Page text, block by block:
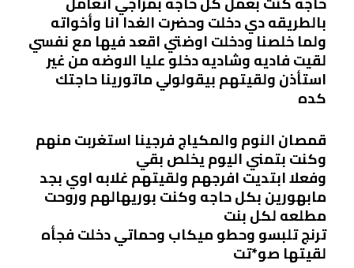
بالطريقه دي دخلت وحضرت الغدا انا وأخواته
ولما خلصنا ودخلت اوضتي اقعد فيها مع نفسي
لقيت فاديه وشاديه دخلو عليا الاوضه من غير
استأذن ولقيتهم بيقولولي ماتورينا حاجتك
كده
قمصان النوم والمكياج فرجينا استغربت منهم
وكنت بتمني اليوم يخلص بقي
وفعلا ابتديت افرجهم ولقيتهم غلابه اوي بجد
مابهورين بكل حاجه وكنت بوريهالهم وروحت
مطلعه لكل بنت
ترنج تلبسو وحطو ميكاب وحماتي دخلت فجأه
لقيتها صو*تت